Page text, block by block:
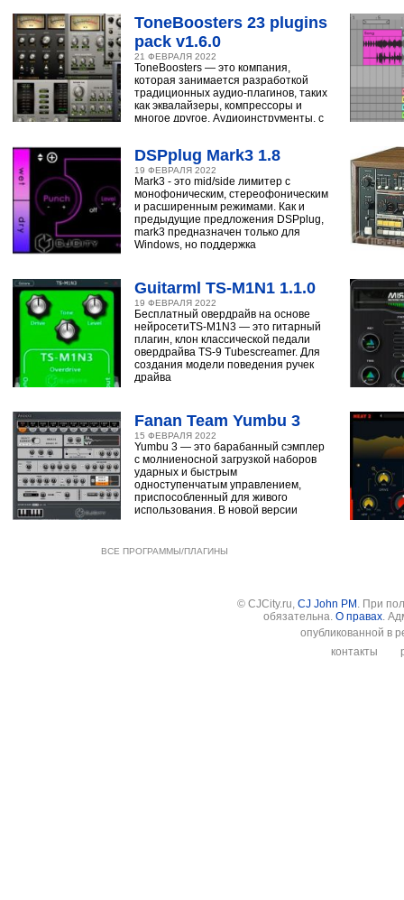
ToneBoosters 23 plugins
pack v1.6.0
21 ФЕВРАЛЯ 2022
ToneBoosters — это компания,
которая занимается разработкой
традиционных аудио-плагинов, таких
как эквалайзеры, компрессоры и
многое другое. Аудиоинструменты, с
DSPplug Mark3 1.8
19 ФЕВРАЛЯ 2022
Mark3 - это mid/side лимитер с
монофоническим, стереофоническим
и расширенным режимами. Как и
предыдущие предложения DSPplug,
mark3 предназначен только для
Windows, но поддержка
Guitarml TS-M1N1 1.1.0
19 ФЕВРАЛЯ 2022
Бесплатный овердрайв на основе
нейросетиTS-M1N3 — это гитарный
плагин, клон классической педали
овердрайва TS-9 Tubescreamer. Для
создания модели поведения ручек
драйва
Fanan Team Yumbu 3
15 ФЕВРАЛЯ 2022
Yumbu 3 — это барабанный сэмплер
с молниеносной загрузкой наборов
ударных и быстрым
одноступенчатым управлением,
приспособленный для живого
использования. В новой версии
ВСЕ ПРОГРАММЫ/ПЛАГИНЫ
© CJCity.ru, CJ John PM . При
обязательна. О правах.
опубликованной в
контакты